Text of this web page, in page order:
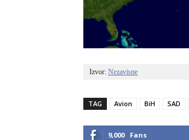
Izvor: Nezavisne
TAG Avion BiH SAD
9,000 Fans